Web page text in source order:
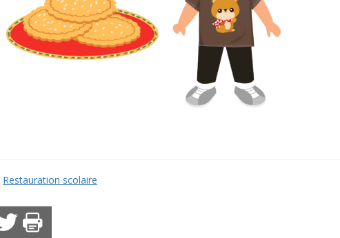
Restauration scolaire